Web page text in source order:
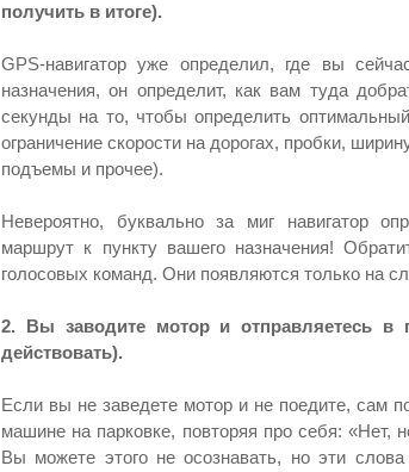
получить в итоге).
GPS-навигатор уже определил, где вы
назначения, он определит, как вам туда
секунды на то, чтобы определить
ограничение скорости на дорогах, пробки,
подъемы и прочее).
Невероятно, буквально за миг навигатор
маршрут к пункту вашего назначения!
голосовых команд. Они появляются только на
2. Вы заводите мотор и отправляетесь в
действовать).
Если вы не заведете мотор и не поедите, сам
машине на парковке, повторяя про себя: «Нет,
Вы можете этого не осознавать, но эти